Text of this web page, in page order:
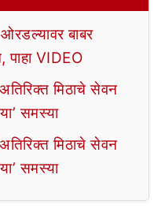
बाबर
VIDEO
मिठाचे सेवन
समस्या
मिठाचे सेवन
समस्या